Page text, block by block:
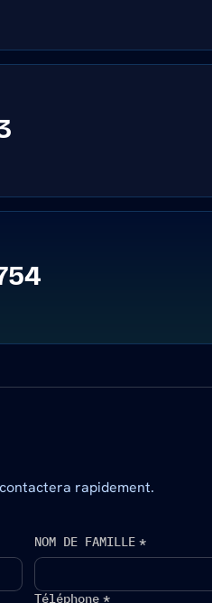
rapidement.
NOM DE FAMILLE *
Téléphone *